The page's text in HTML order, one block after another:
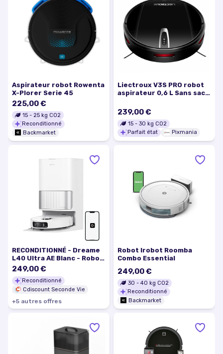
Aspirateur robot Rowenta
X-Plorer Serie 45
225,00 €
15 - 25 kg CO2
Reconditionné
Backmarket
Liectroux V3S PRO robot
aspirateur 0,6 L Sans sac
état
239,00 €
15 - 30 kg CO2
Parfait état
Pixmania
RECONDITIONNÉ - Dreame
L40 Ultra AE Blanc - Robot
Aspirateur et Serpillière
Autonome 19kPa
Nettoyage Sec/Humide
70-79 % neuve B3
249,00 €
Reconditionné
Cdiscount Seconde Vie
+5 autres offres
Robot Irobot Roomba
Combo Essential
249,00 €
30 - 40 kg CO2
Reconditionné
Backmarket